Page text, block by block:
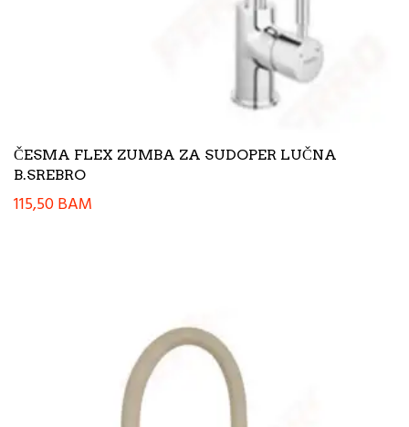
ČESMA FLEX ZUMBA ZA SUDOPER LUČNA
B.SREBRO
115,50BAM